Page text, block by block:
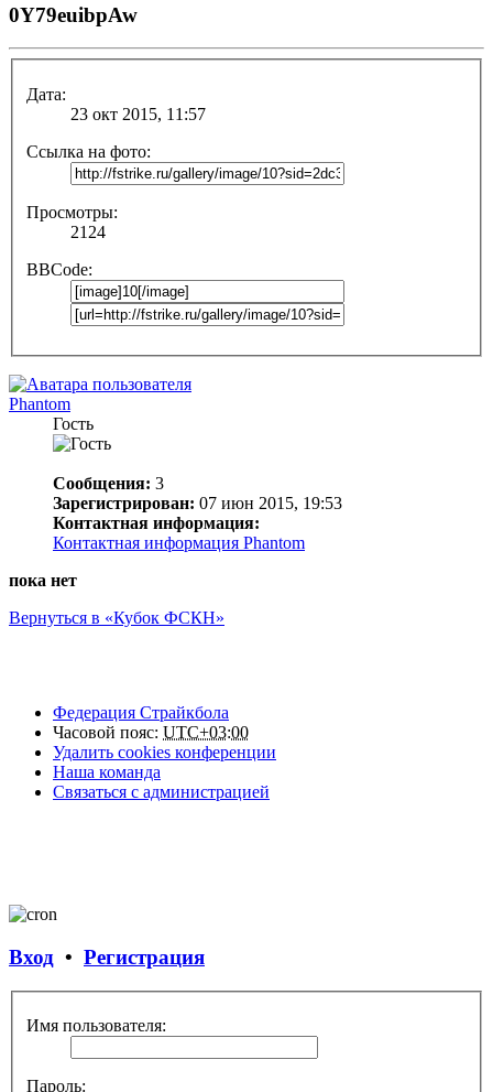
0Y79euibpAw
Дата:
23 окт 2015, 11:57
Ссылка на фото:
Просмотры:
2124
BBCode:
Phantom
Гость
Сообщения: 3
Зарегистрирован: 07 июн 2015, 19:53
Контактная информация:
Контактная информация Phantom
пока нет
Вернуться в «Кубок ФСКН»
Федерация Страйкбола
Часовой пояс: UTC+03:00
Удалить cookies конференции
Наша команда
Связаться с администрацией
Вход • Регистрация
Имя пользователя:
Пароль: